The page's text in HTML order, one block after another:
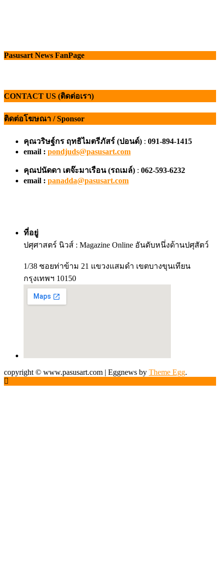
Pasusart News FanPage
CONTACT US (ติดต่อเรา)
ติดต่อโฆษณา / Sponsor
คุณวริษฐ์กร ฤทธิไมตรีภัสร์ (ปอนด์) : 091-894-1415
email : pondjuds@pasusart.com
คุณปนัดดา เตจ๊ะมาเรือน (รถเมล์) : 062-593-6232
email : panadda@pasusart.com
ที่อยู่
ปศุศาสตร์ นิวส์ : Magazine Online อันดับหนึ่งด้านปศุสัตว์
1/38 ซอยท่าข้าม 21 แขวงแสมดำ เขตบางขุนเทียน
กรุงเทพฯ 10150
copyright © www.pasusart.com | Eggnews by Theme Egg.